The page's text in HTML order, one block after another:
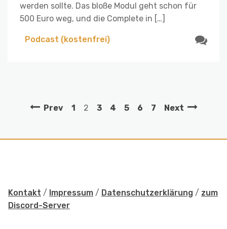
werden sollte. Das bloße Modul geht schon für
500 Euro weg, und die Complete in […]
Podcast (kostenfrei)
Prev 1 2 3 4 5 6 7 Next
Kontakt / Impressum / Datenschutzerklärung / zum
Discord-Server